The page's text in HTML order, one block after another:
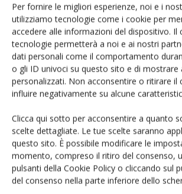
Per fornire le migliori esperienze, noi e i
utilizziamo tecnologie come i cookie per
accedere alle informazioni del dispositivo. Il
tecnologie permetterà a noi e ai nostri
dati personali come il comportamento
o gli ID univoci su questo sito e di mostrare
personalizzati. Non acconsentire o ritirare il
influire negativamente su alcune
Clicca qui sotto per acconsentire a quanto
scelte dettagliate. Le tue scelte saranno
questo sito. È possibile modificare le
momento, compreso il ritiro del consenso,
pulsanti della Cookie Policy o cliccando sul
del consenso nella parte inferiore dello
MERCATO 19 Giugno 2026
Presentato a Roma l’Annual
Report di Valoritalia
sostenibilità si conferma leva competitiva. Al
di business intelligence per Consorzi e
DiLaura Saggio
10 Giugno 2026